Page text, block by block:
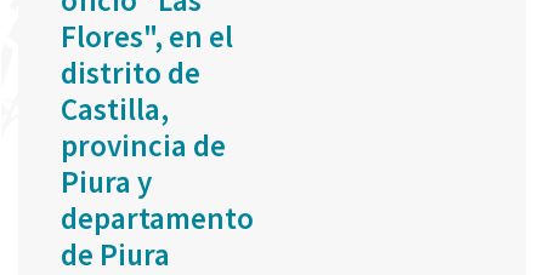
Flores", en el
distrito de
Castilla,
provincia de
Piura y
departamento
de Piura